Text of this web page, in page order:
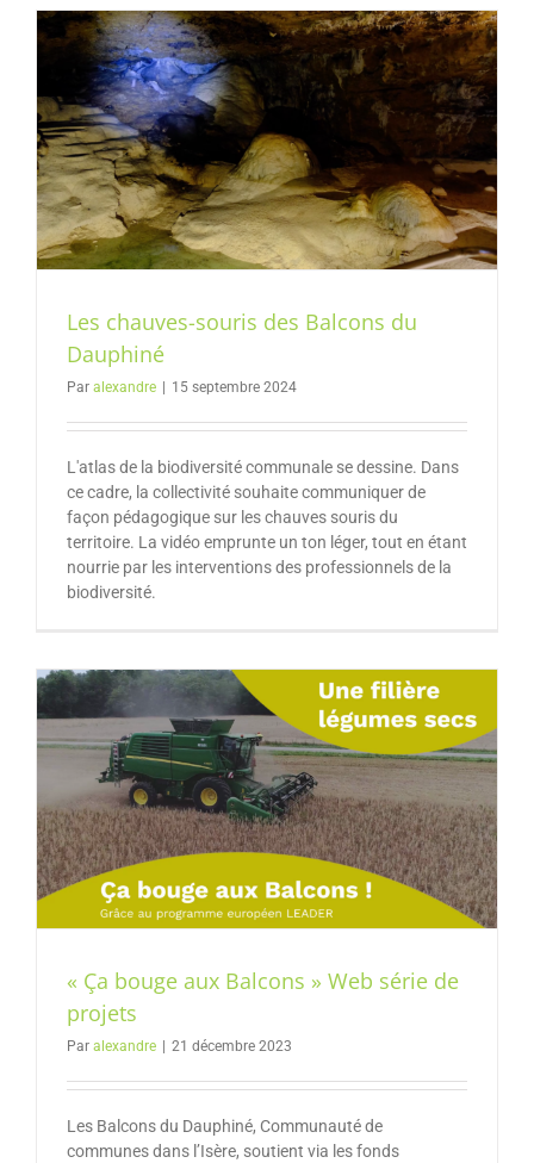
Les chauves-souris des Balcons du
Dauphiné
Par alexandre 15 septembre 2024
L'atlas de la biodiversité communale se dessine. Dans
ce cadre, la collectivité souhaite communiquer de
façon pédagogique sur les chauves souris du
territoire. La vidéo emprunte un ton léger, tout en étant
nourrie par les interventions des professionnels de la
biodiversité.
« Ça bouge aux Balcons » Web série de
projets
Par alexandre 21 décembre 2023
Les Balcons du Dauphiné, Communauté de
communes dans l’Isère, soutient via les fonds